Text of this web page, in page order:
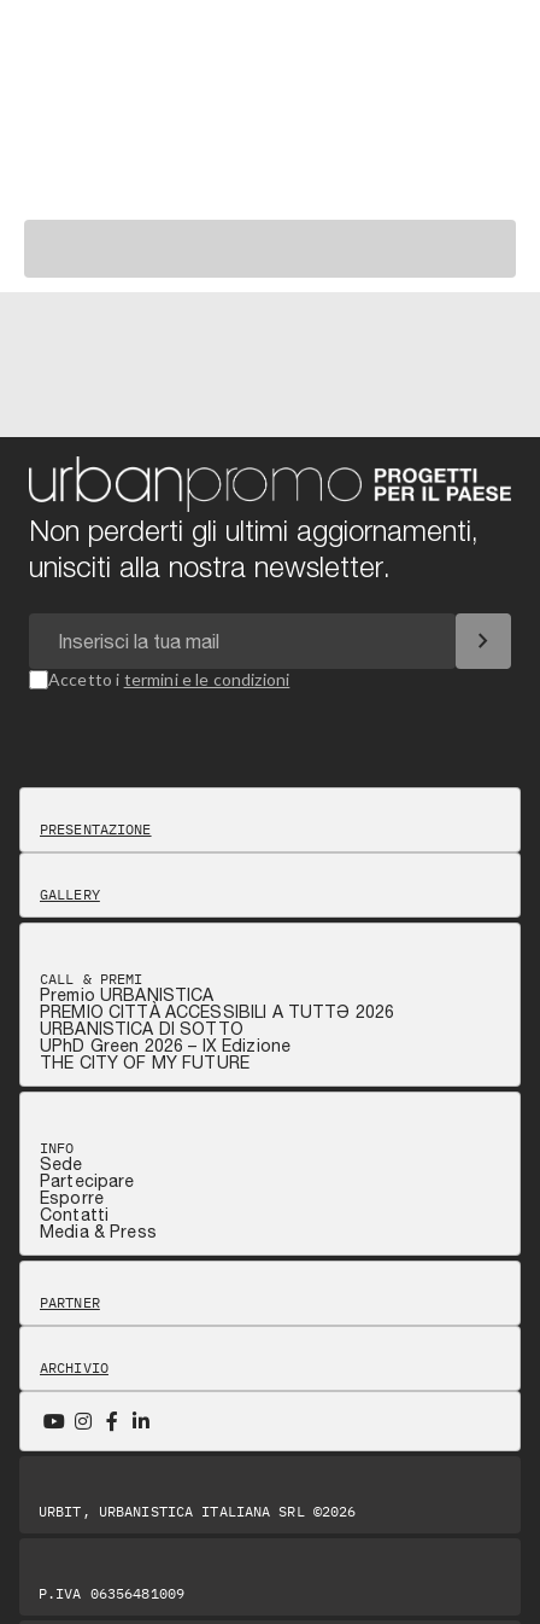
Non perderti gli ultimi aggiornamenti,
unisciti alla nostra newsletter.
chevron_right
Accetto i termini e le condizioni
PRESENTAZIONE
GALLERY
CALL & PREMI
Premio URBANISTICA
PREMIO CITTÀ ACCESSIBILI A TUTTƏ 2026
URBANISTICA DI SOTTO
UPhD Green 2026 – IX Edizione
THE CITY OF MY FUTURE
INFO
Sede
Partecipare
Esporre
Contatti
Media & Press
PARTNER
ARCHIVIO
URBIT, URBANISTICA ITALIANA SRL ©2026
P.IVA 06356481009